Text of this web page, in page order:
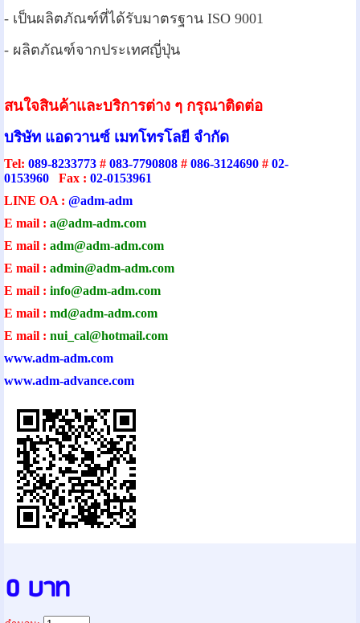
- เป็นผลิตภัณฑ์ที่ได้รับมาตรฐาน ISO 9001
- ผลิตภัณฑ์จากประเทศญี่ปุ่น
สนใจสินค้าและบริการต่าง ๆ กรุณาติดต่อ
บริษัท แอดวานซ์ เมทโทรโลยี จำกัด
Tel: 089-8233773# 083-7790808# 086-3124690# 02-
0153960
Fax : 02-0153961
LINE OA : @adm-adm
E mail : a@adm-adm.com
E mail : adm@adm-adm.com
E mail : admin@adm-adm.com
E mail : info@adm-adm.com
E mail : md@adm-adm.com
E mail : nui_cal@hotmail.com
www.adm-adm.com
www.adm-advance.com
0 บาท